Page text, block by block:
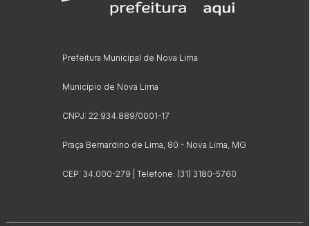
Prefeitura Municipal de Nova Lima
Município de Nova Lima
CNPJ: 22.934.889/0001-17
Praça Bernardino de Lima, 80 - Nova Lima, MG
CEP: 34.000-279 | Telefone: (31) 3180-5760